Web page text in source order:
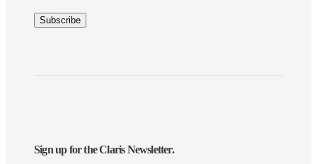
Sign up for the Claris Newsletter.